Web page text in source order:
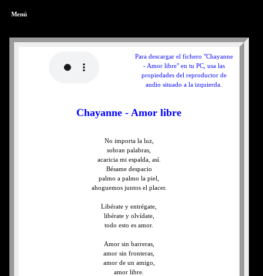
Menú
Para descargar el fichero "Chayanne
- Amor libre" en tu PC, usa las
propiedades del reproductor de
audio situado a la izquierda.
Chayanne - Amor libre
No importa la luz,
sobran palabras,
acaricia mi espalda, así.
Bésame despacio
palmo a palmo la piel,
ahoguemos juntos el placer.
Libérate y entrégate,
libérate y olvídate,
todo esto es amor.
Amor sin barreras,
amor sin fronteras,
amor de un amigo,
amor libre.